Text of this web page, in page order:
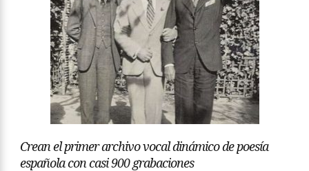
Crean el primer archivo vocal dinámico de poesía
española con casi 900 grabaciones